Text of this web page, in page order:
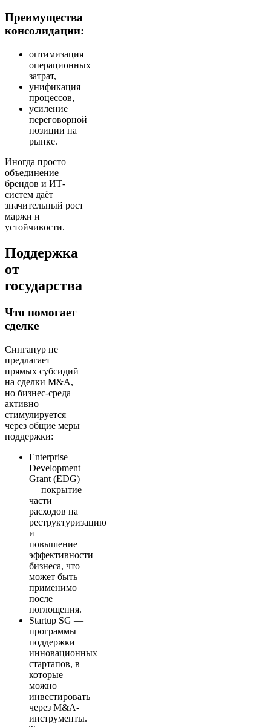
Преимущества
консолидации:
оптимизация
операционных
затрат,
унификация
процессов,
усиление
переговорной
позиции на
рынке.
Иногда просто
объединение
брендов и ИТ-
систем даёт
значительный рост
маржи и
устойчивости.
Поддержка
от
государства
Что помогает
сделке
Сингапур не
предлагает
прямых субсидий
на сделки M&A,
но бизнес-среда
активно
стимулируется
через общие меры
поддержки:
Enterprise
Development
Grant (EDG)
— покрытие
части
расходов на
реструктуризацию
и
повышение
эффективности
бизнеса, что
может быть
применимо
после
поглощения.
Startup SG —
программы
поддержки
инновационных
стартапов, в
которые
можно
инвестировать
через M&A-
инструменты.